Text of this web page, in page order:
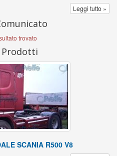
Leggi tutto »
trovato
SCANIA R500 V8